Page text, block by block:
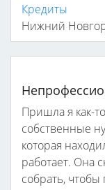
Кредиты
Нижний
Пришла я как-
собственные
которая
работает. Она
собрать, чтобы